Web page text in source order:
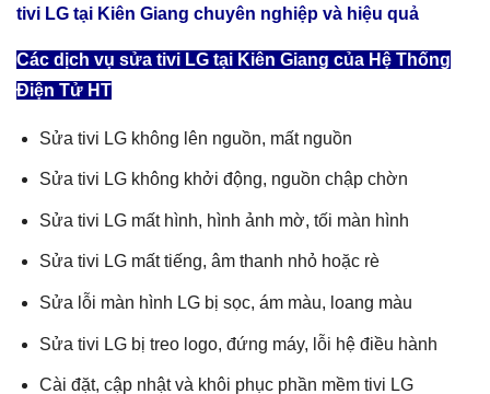
tivi LG tại Kiên Giang chuyên nghiệp và hiệu quả
Các dịch vụ sửa tivi LG tại Kiên Giang của Hệ Thống
Điện Tử HT
Sửa tivi LG không lên nguồn, mất nguồn
Sửa tivi LG không khởi động, nguồn chập chờn
Sửa tivi LG mất hình, hình ảnh mờ, tối màn hình
Sửa tivi LG mất tiếng, âm thanh nhỏ hoặc rè
Sửa lỗi màn hình LG bị sọc, ám màu, loang màu
Sửa tivi LG bị treo logo, đứng máy, lỗi hệ điều hành
Cài đặt, cập nhật và khôi phục phần mềm tivi LG